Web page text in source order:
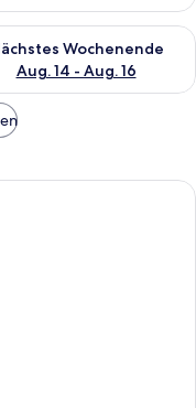
Wochenende, Aug. 7
Wochenende
Aug. 14 - Aug. 16
die Verfügbarkeit
mit einem Bett,